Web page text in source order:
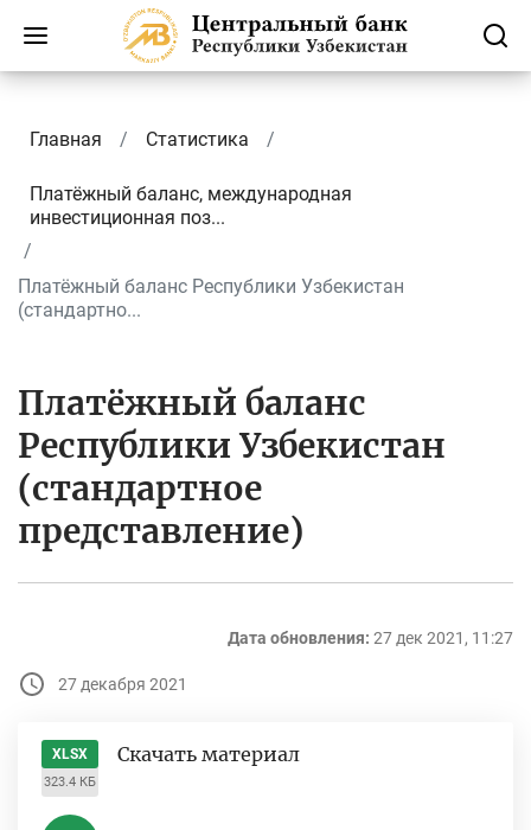
Главная Статистика
Платёжный баланс, международная
инвестиционная поз...
Платёжный баланс Республики Узбекистан
(стандартно...
Платёжный баланс
Республики Узбекистан
(стандартное
представление)
Дата обновления: 27 дек 2021, 11:27
27 декабря 2021
XLSX
323.4 КБ
Скачать материал